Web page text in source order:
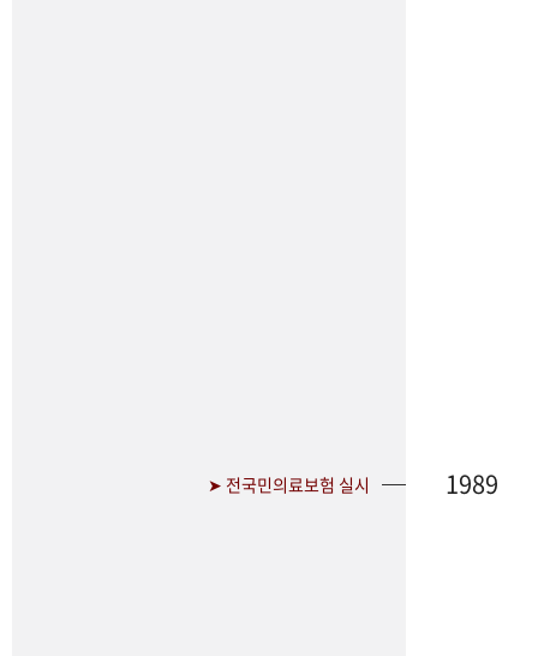
➤ 전국민의료보험 실시 1989